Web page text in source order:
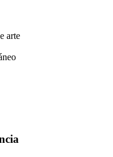
arte